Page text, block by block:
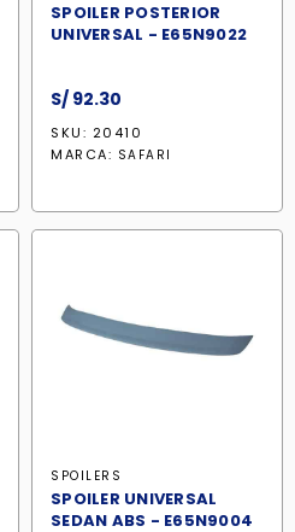
SPOILER POSTERIOR
UNIVERSAL - E65N9022
S/ 92.30
SKU: 20410
MARCA: SAFARI
SPOILERS
SPOILER UNIVERSAL
SEDAN ABS - E65N9004